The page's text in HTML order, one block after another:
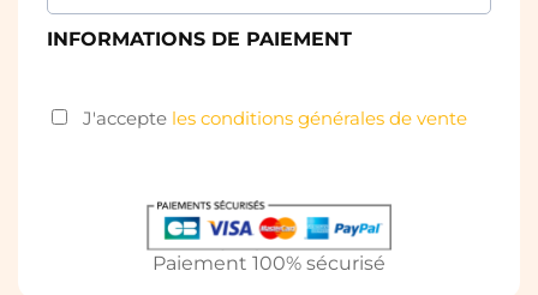
INFORMATIONS DE PAIEMENT
J'accepte les conditions générales de vente
Paiement 100% sécurisé